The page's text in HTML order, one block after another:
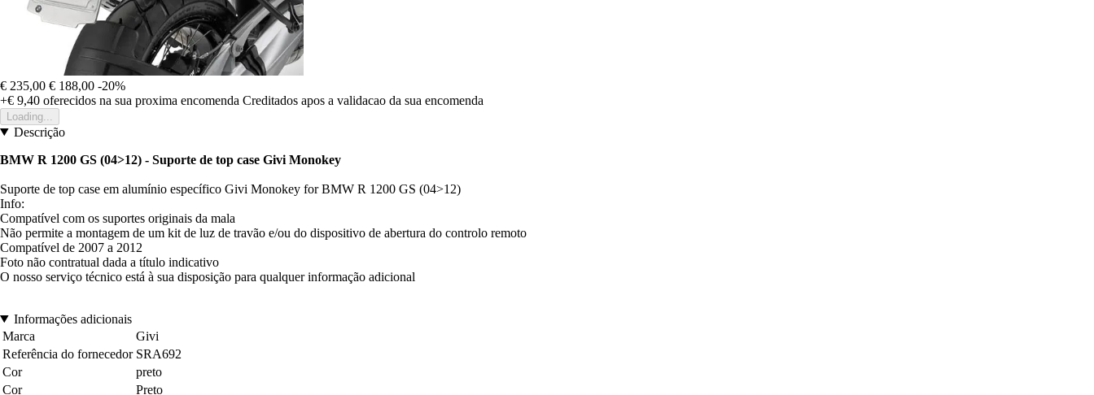
€ 235,00 € 188,00 -20%
+€ 9,40 oferecidos na sua proxima encomenda Creditados apos a validacao da sua encomenda
Loading...
Descrição
BMW R 1200 GS (04>12) - Suporte de top case Givi Monokey
Suporte de top case em alumínio específico Givi Monokey for BMW R 1200 GS (04>12)
Info:
Compatível com os suportes originais da mala
Não permite a montagem de um kit de luz de travão e/ou do dispositivo de abertura do controlo remoto
Compatível de 2007 a 2012
Foto não contratual dada a título indicativo
O nosso serviço técnico está à sua disposição para qualquer informação adicional
Informações adicionais
Marca
Givi
Referência do fornecedor SRA692
Cor
preto
Cor
Preto